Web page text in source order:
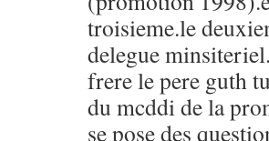
troisieme.le
delegue
frere le pere guth
du mcddi de la
se pose des